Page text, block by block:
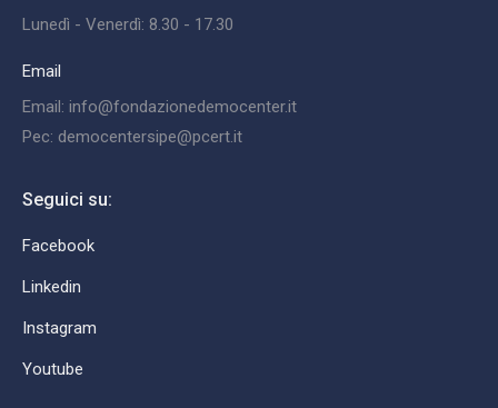
Lunedì - Venerdì: 8.30 - 17.30
Email
Email: info@fondazionedemocenter.it
Pec: democentersipe@pcert.it
Seguici su:
Facebook
Linkedin
Instagram
Youtube